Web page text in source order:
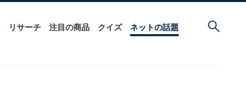
リサーチ 注目の商品 クイズ ネットの話題